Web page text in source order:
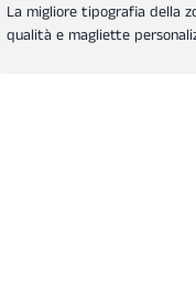
La migliore tipografia della
qualità e magliette